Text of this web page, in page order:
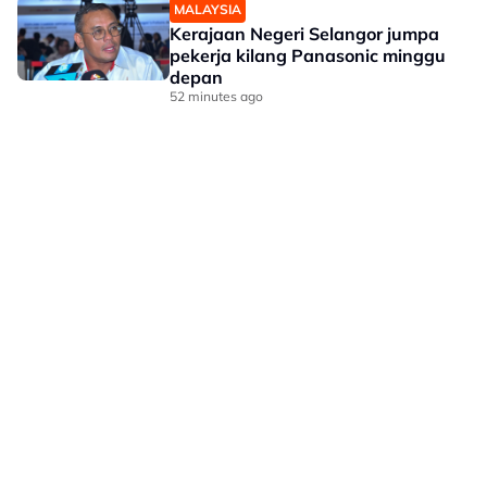
MALAYSIA
Kerajaan Negeri Selangor jumpa
pekerja kilang Panasonic minggu
depan
52 minutes ago